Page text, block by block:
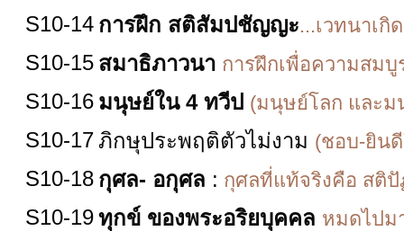
S10-14 การฝึก สติสัมปชัญญะ...เวทนาเ
S10-15 สมาธิภาวนา การฝึกเพื่อความส
S10-16 มนุษย์ใน 4 ทวีป (มนุษย์โลก และม
S10-17 ภิกษุประพฤติตัวไม่งาม (ชอบ-ยิน
S10-18 กุศล- อกุศล : กุศลที่แท้จริงคือ สติ
S10-19 ทุกข์ ของพระอริยบุคคล หมดไปม